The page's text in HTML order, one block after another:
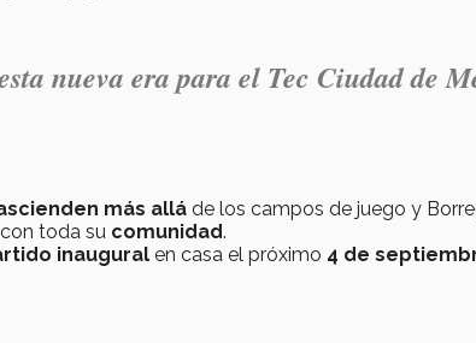
nueva era para el Tec Ciudad de
más allá de los campos de juego y
con toda su comunidad.
inaugural en casa el próximo 4 de